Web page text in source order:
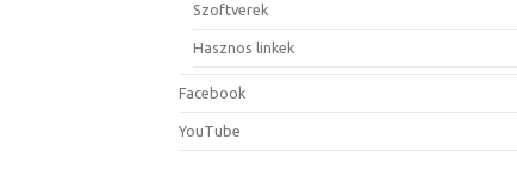
Szoftverek
Hasznos linkek
Facebook
YouTube